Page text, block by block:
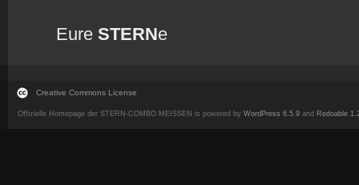
Eure STERNe
Creative Commons License
Offizielle Homepage der STERN-COMBO MEISSEN is powered by WordPress 6.5.9 and Redoable